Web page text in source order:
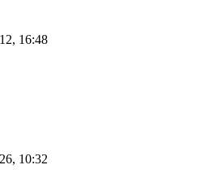
16:48
10:32